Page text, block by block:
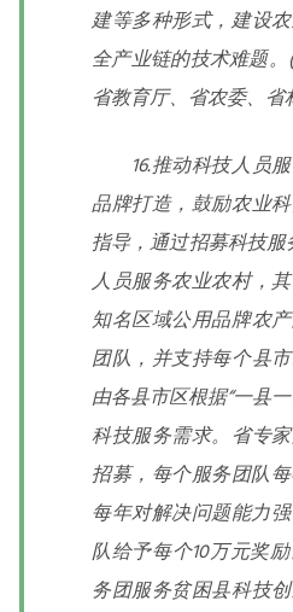
建等多种形式，建设
全产业链的技术难题。
省教育厅、省农委、
16.推动科技人员服
品牌打造，鼓励农业
指导，通过招募科技
人员服务农业农村，
知名区域公用品牌农
团队，并支持每个县
由各县市区根据“一县
科技服务需求。省专
招募，每个服务团队
每年对解决问题能力
队给予每个10万元奖
务团服务贫困县科技